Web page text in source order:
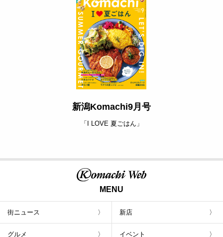
新潟Komachi9月号
「I LOVE 夏ごはん」
MENU
街ニュース 新店
グルメ イベント